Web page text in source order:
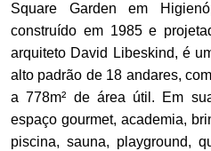
Square Garden em
construído em 1985 e
arquiteto David Libeskind, é
alto padrão de 18 andares,
a 778m² de área útil. Em
espaço gourmet, academia,
piscina, sauna, playground,